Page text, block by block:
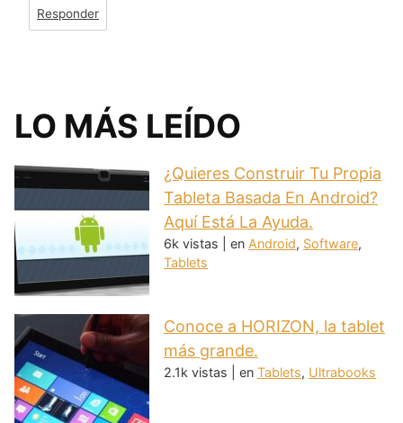
Responder
LO MÁS LEÍDO
¿Quieres Construir Tu Propia
Tableta Basada En Android?
Aquí Está La Ayuda.
6k vistas en Android, Software,
Tablets
Conoce a HORIZON, la tablet
más grande.
2.1k vistas en Tablets, Ultrabooks